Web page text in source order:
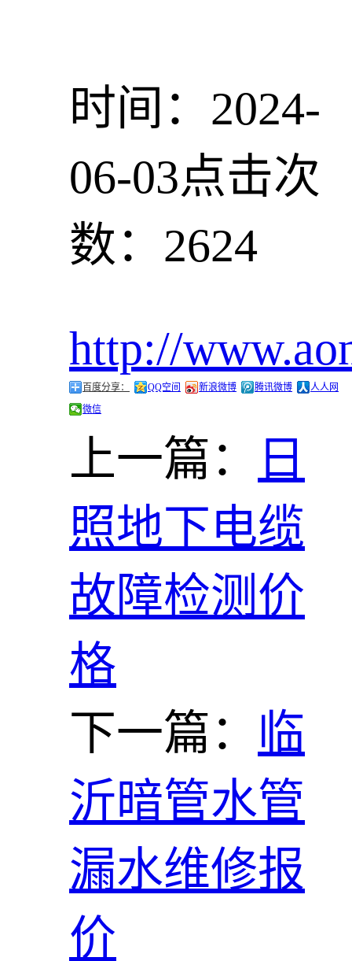
时间：2024-
06-03点击次
数：2624
http://
百度分享： QQ空间 新浪微博 腾讯微博
人人网
微信
上一篇：
日
照地下电缆
故障检测价
格
下一篇： 临
沂暗管水管
漏水维修报
价